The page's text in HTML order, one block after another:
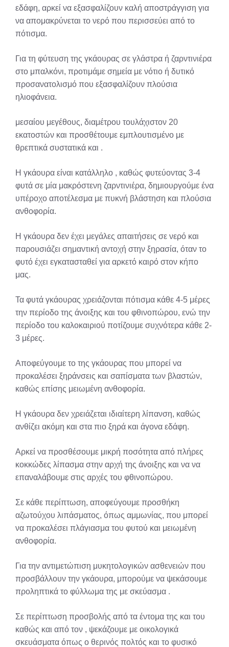
εδάφη, αρκεί να εξασφαλίζουν καλή αποστράγγιση για
να απομακρύνεται το νερό που περισσεύει από το
πότισμα.
Για τη φύτευση της γκάουρας σε γλάστρα ή ζαρντινιέρα
στο μπαλκόνι, προτιμάμε σημεία με νότιο ή δυτικό
προσανατολισμό που εξασφαλίζουν πλούσια
ηλιοφάνεια.
μεσαίου μεγέθους, διαμέτρου τουλάχιστον 20
εκατοστών και προσθέτουμε εμπλουτισμένο με
θρεπτικά συστατικά και .
Η γκάουρα είναι κατάλληλο , καθώς φυτεύοντας 3-4
φυτά σε μία μακρόστενη ζαρντινιέρα, δημιουργούμε ένα
υπέροχο αποτέλεσμα με πυκνή βλάστηση και πλούσια
ανθοφορία.
Η γκάουρα δεν έχει μεγάλες απαιτήσεις σε νερό και
παρουσιάζει σημαντική αντοχή στην ξηρασία, όταν το
φυτό έχει εγκατασταθεί για αρκετό καιρό στον κήπο
μας.
Τα φυτά γκάουρας χρειάζονται πότισμα κάθε 4-5 μέρες
την περίοδο της άνοιξης και του φθινοπώρου, ενώ την
περίοδο του καλοκαιριού ποτίζουμε συχνότερα κάθε 2-
3 μέρες.
Αποφεύγουμε τo της γκάουρας που μπορεί να
προκαλέσει ξηράνσεις και σαπίσματα των βλαστών,
καθώς επίσης μειωμένη ανθοφορία.
H γκάουρα δεν χρειάζεται ιδιαίτερη λίπανση, καθώς
ανθίζει ακόμη και στα πιο ξηρά και άγονα εδάφη.
Αρκεί να προσθέσουμε μικρή ποσότητα από πλήρες
κοκκώδες λίπασμα στην αρχή της άνοιξης και να να
επαναλάβουμε στις αρχές του φθινοπώρου.
Σε κάθε περίπτωση, αποφεύγουμε προσθήκη
αζωτούχου λιπάσματος, όπως αμμωνίας, που μπορεί
να προκαλέσει πλάγιασμα του φυτού και μειωμένη
ανθοφορία.
Για την αντιμετώπιση μυκητολογικών ασθενειών που
προσβάλλουν την γκάουρα, μπορούμε να ψεκάσουμε
προληπτικά το φύλλωμα της με σκεύασμα .
Σε περίπτωση προσβολής από τα έντομα της και του
καθώς και από τον , ψεκάζουμε με οικολογικά
σκευάσματα όπως ο θερινός πολτός και το φυσικό